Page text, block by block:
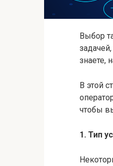
Выбор
знаете,
В этой
чтобы
1. Тип